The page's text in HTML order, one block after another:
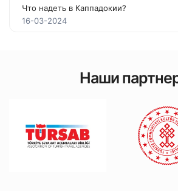
Что надеть в Каппадокии?
16-03-2024
Наши